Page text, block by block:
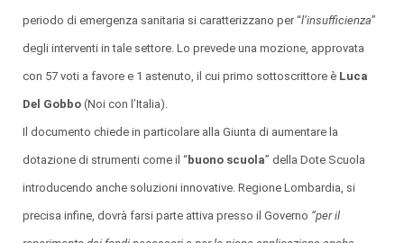
periodo di emergenza sanitaria si caratterizzano per “l’insufficienza”
degli interventi in tale settore. Lo prevede una mozione, approvata
con 57 voti a favore e 1 astenuto, il cui primo sottoscrittore è Luca
Del Gobbo (Noi con l’Italia).
Il documento chiede in particolare alla Giunta di aumentare la
dotazione di strumenti come il “buono scuola” della Dote Scuola
introducendo anche soluzioni innovative. Regione Lombardia, si
precisa infine, dovrà farsi parte attiva presso il Governo “per il